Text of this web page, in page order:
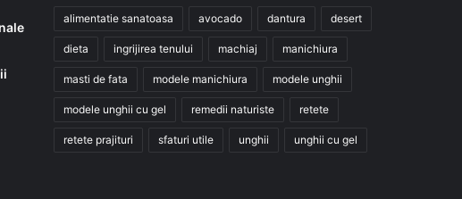
alimentatie sanatoasa avocado dantura desert
dieta ingrijirea tenului machiaj manichiura
masti de fata modele manichiura modele unghii
modele unghii cu gel remedii naturiste retete
retete prajituri sfaturi utile unghii unghii cu gel